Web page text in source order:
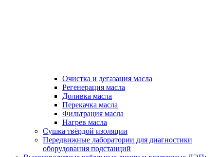
Очистка и дегазация масла
Регенерация масла
Доливка масла
Перекачка масла
Фильтрация масла
Нагрев масла
Сушка твёрдой изоляции
Передвижные лаборатории для диагностики
оборудования подстанций